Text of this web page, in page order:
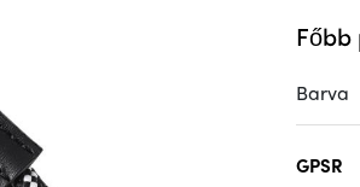
Barva
GPSR